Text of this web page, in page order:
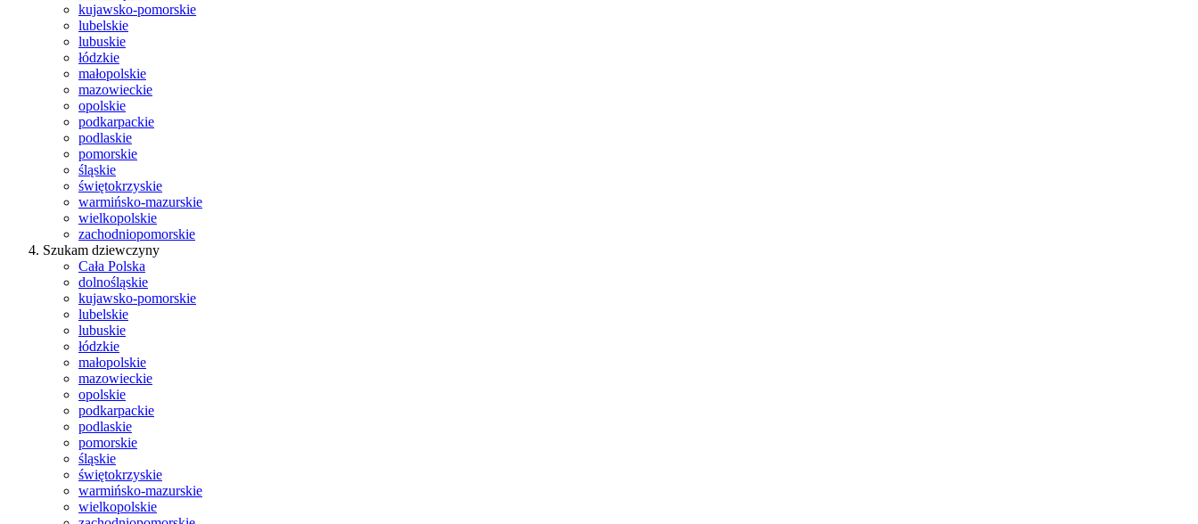
kujawsko-pomorskie
lubelskie
lubuskie
łódzkie
małopolskie
mazowieckie
opolskie
podkarpackie
podlaskie
pomorskie
śląskie
świętokrzyskie
warmińsko-mazurskie
wielkopolskie
zachodniopomorskie
Szukam dziewczyny
Cała Polska
dolnośląskie
kujawsko-pomorskie
lubelskie
lubuskie
łódzkie
małopolskie
mazowieckie
opolskie
podkarpackie
podlaskie
pomorskie
śląskie
świętokrzyskie
warmińsko-mazurskie
wielkopolskie